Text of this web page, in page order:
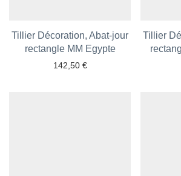
Tillier Décoration, Abat-jour
rectangle MM Egypte
142,50 €
Ajouter aux favoris
Tillier